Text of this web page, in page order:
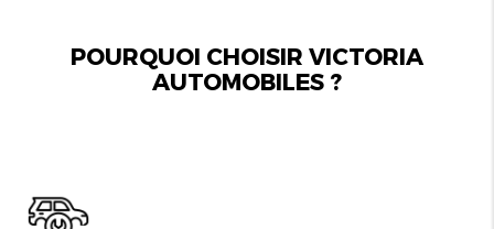
POURQUOI CHOISIR VICTORIA
AUTOMOBILES ?